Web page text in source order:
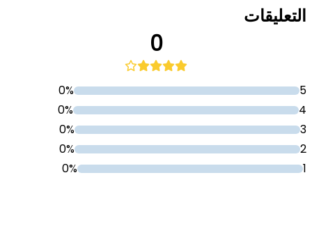
التعليقات
0
5
0%
4
0%
3
0%
2
0%
1
0%